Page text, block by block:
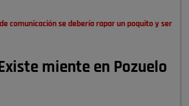
comunicación se debería rapar un poquito y ser
miente en Pozuelo